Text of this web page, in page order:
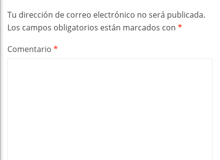
Tu dirección de correo electrónico no será publicada.
Los campos obligatorios están marcados con *
Comentario *